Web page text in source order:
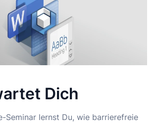
Dich
Seminar lernst Du, wie barrierefreie